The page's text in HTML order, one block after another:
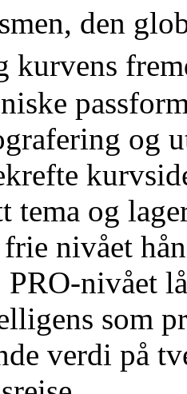
den
kurvens
og
tema og
nivået
nivået
som
verdi på